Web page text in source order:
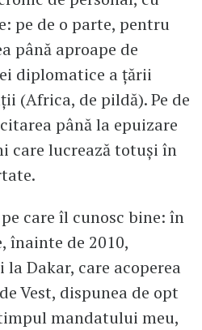
pe de o parte, pentru
până aproape de
diplomatice a țării
(Africa, de pildă). Pe de
până la epuizare
care lucrează totuși în
care îl cunosc bine: în
înainte de 2010,
la Dakar, care acoperea
Vest, dispunea de opt
mandatului meu,